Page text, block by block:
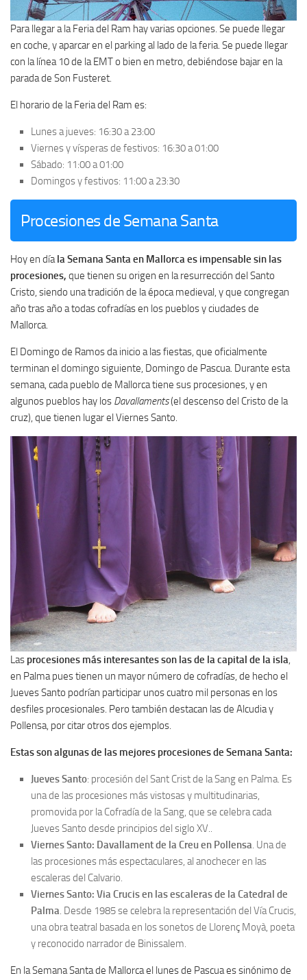
Para llegar a la Feria del Ram hay varias opciones. Se puede llegar
en coche, y aparcar en el parking al lado de la feria. Se puede llegar
con la línea 10 de la EMT o bien en metro, debiéndose bajar en la
parada de Son Fusteret.
El horario de la Feria del Ram es:
Lunes a jueves: 16:30 a 23:00
Viernes y vísperas de festivos: 16:30 a 01:00
Sábado: 11:00 a 01:00
Domingos y festivos: 11:00 a 23:30
Procesiones de Semana Santa
Hoy en díala Semana Santa en Mallorca es impensable sin las
procesiones, que tienen su origen en la resurrección del Santo
Cristo, siendo una tradición de la época medieval, y que congregan
año tras año a todas cofradías en los pueblos y ciudades de
Mallorca.
El Domingo de Ramos da inicio a las fiestas, que oficialmente
terminan el domingo siguiente, Domingo de Pascua. Durante esta
semana, cada pueblo de Mallorca tiene sus procesiones, y en
algunos pueblos hay los Davallaments(el descenso del Cristo de la
cruz), que tienen lugar el Viernes Santo.
Las procesiones más interesantes son las de la capital de la isla,
en Palma pues tienen un mayor número de cofradías, de hecho el
Jueves Santo podrían participar unos cuatro mil personas en los
desfiles procesionales. Pero también destacan las de Alcudia y
Pollensa, por citar otros dos ejemplos.
Estas son algunas de las mejores procesiones de Semana Santa:
Jueves Santo: procesión del Sant Crist de la Sang en Palma. Es
una de las procesiones más vistosas y multitudinarias,
promovida por la Cofradía de la Sang, que se celebra cada
Jueves Santo desde principios del siglo XV..
Viernes Santo: Davallament de la Creu en Pollensa. Una de
las procesiones más espectaculares, al anochecer en las
escaleras del Calvario.
Viernes Santo: Via Crucis en las escaleras de la Catedral de
Palma. Desde 1985 se celebra la representación del Vía Crucis,
una obra teatral basada en los sonetos de Llorenç Moyà, poeta
y reconocido narrador de Binissalem.
En la Semana Santa de Mallorca el lunes de Pascua es sinónimo de